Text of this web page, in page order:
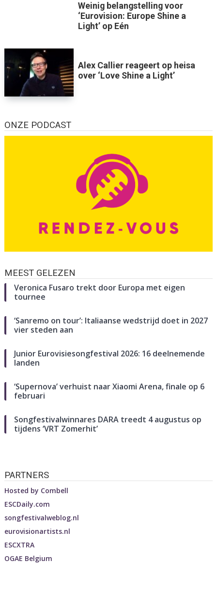
Weinig belangstelling voor
‘Eurovision: Europe Shine a
Light’ op Eén
Alex Callier reageert op heisa
over ‘Love Shine a Light’
ONZE PODCAST
MEEST GELEZEN
Veronica Fusaro trekt door Europa met eigen
tournee
‘Sanremo on tour’: Italiaanse wedstrijd doet in 2027
vier steden aan
Junior Eurovisiesongfestival 2026: 16 deelnemende
landen
‘Supernova’ verhuist naar Xiaomi Arena, finale op 6
februari
Songfestivalwinnares DARA treedt 4 augustus op
tijdens ‘VRT Zomerhit’
PARTNERS
Hosted by Combell
ESCDaily.com
songfestivalweblog.nl
eurovisionartists.nl
ESCXTRA
OGAE Belgium